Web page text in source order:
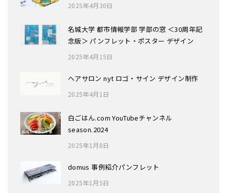
2025年4月30日
名城大学 都市情報学部 学部の窓 ＜30周年記
念版＞ パンフレット・ポスター デザイン
2025年4月15日
ヘアサロン nyt ロゴ・サイン デザイン制作
2025年4月1日
白ごはん.com YouTubeチャンネル
season.2024
2025年1月8日
domus 事例紹介パンフレット
2025年1月5日